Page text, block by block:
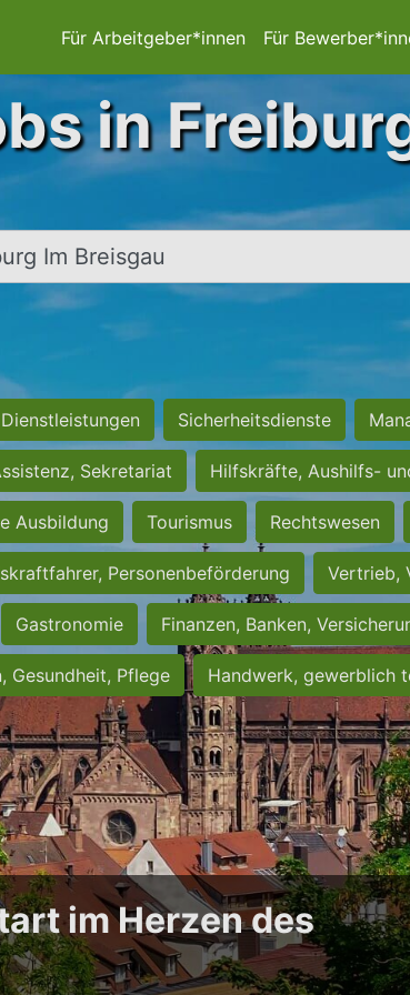
Für Arbeitgeber*innen Für
in
Sicherheitsdienste
Sekretariat Hilfskräfte, Aushilfs-
Ausbildung Tourismus Rechtswesen
Personenbeförderung Vertrieb,
Gastronomie Finanzen, Banken,
Gesundheit, Pflege Handwerk, gewerblich
im Herzen des